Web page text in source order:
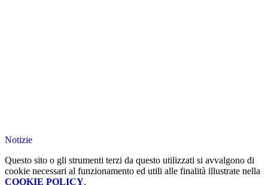
Notizie
Questo sito o gli strumenti terzi da questo utilizzati si avvalgono di
cookie necessari al funzionamento ed utili alle finalità illustrate nella
COOKIE POLICY.